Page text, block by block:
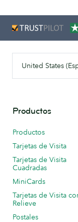
United States
Productos
Productos
Tarjetas de Visita
Tarjetas de Visita
Cuadradas
MiniCards
Tarjetas de Visita
Relieve
Postales